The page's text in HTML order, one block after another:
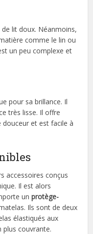
lit doux. Néanmoins,
comme le lin ou
un peu complexe et
pour sa brillance. Il
très lisse. Il offre
et est facile à
accessoires conçus
Il est alors
unprotège-
Ils sont de deux
élastiqués aux
plus couvrante.